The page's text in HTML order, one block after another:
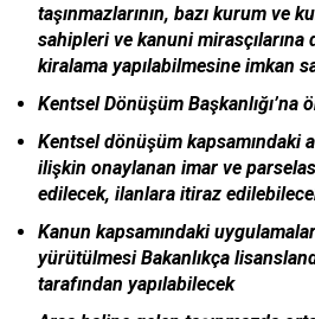
taşınmazlarının, bazı kurum ve
sahipleri ve kanuni mirasçılarına
kiralama yapılabilmesine imkan
Kentsel Dönüşüm Başkanlığı’na
Kentsel dönüşüm kapsamındaki
ilişkin onaylanan imar ve
edilecek, ilanlara itiraz
Kanun kapsamındaki
yürütülmesi Bakanlıkça
tarafından yapılabilecek